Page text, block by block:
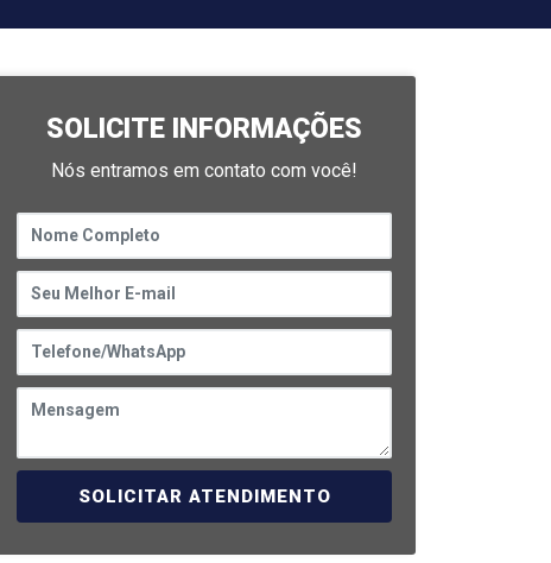
SOLICITE INFORMAÇÕES
Nós entramos em contato com você!
SOLICITAR ATENDIMENTO